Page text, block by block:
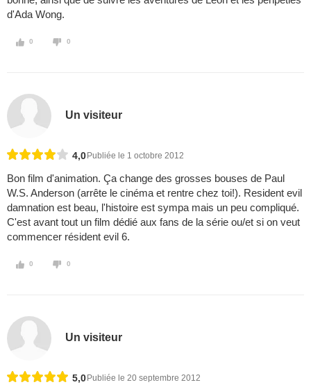
d'Ada Wong.
0 0
Un visiteur
4,0 Publiée le 1 octobre 2012
Bon film d'animation. Ça change des grosses bouses de Paul
W.S. Anderson (arrête le cinéma et rentre chez toi!). Resident evil
damnation est beau, l'histoire est sympa mais un peu compliqué.
C'est avant tout un film dédié aux fans de la série ou/et si on veut
commencer résident evil 6.
0 0
Un visiteur
5,0 Publiée le 20 septembre 2012